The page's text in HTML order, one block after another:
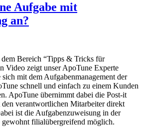
Aufgabe mit
an?
Bereich “Tipps & Tricks für
Video zeigt unser ApoTune Experte
mit dem Aufgabenmanagement der
schnell und einfach zu einem Kunden
ApoTune übernimmt dabei die Post-it
verantwortlichen Mitarbeiter direkt
ist die Aufgabenzuweisung in der
filialübergreifend möglich.